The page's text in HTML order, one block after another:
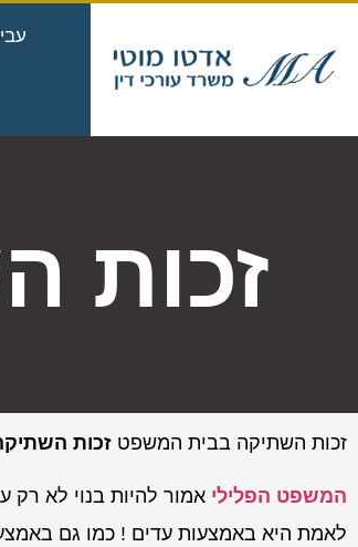
זכות
זכות השתיקה בבית המשפט זכות
המשפט הפלילי אמור להיות בנוי לא
לאמת היא באמצעות עדים ! כמו גם